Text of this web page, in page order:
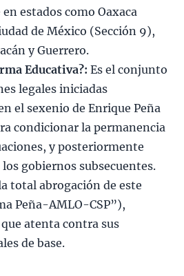
estados como Oaxaca
de México (Sección 9),
y Guerrero.
Educativa?: Es el conjunto
legales iniciadas
el sexenio de Enrique Peña
condicionar la permanencia
y posteriormente
gobiernos subsecuentes.
total abrogación de este
Peña-AMLO-CSP”),
atenta contra sus
de base.